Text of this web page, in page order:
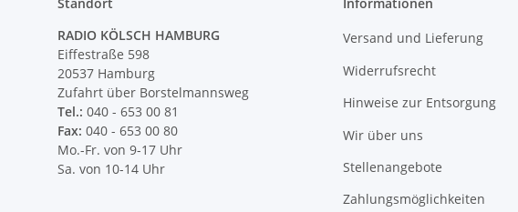
RADIO KÖLSCH HAMBURG
Eiffestraße 598
20537 Hamburg
Zufahrt über Borstelmannsweg
Tel.: 040 - 653 00 81
Fax: 040 - 653 00 80
Mo.-Fr. von 9-17 Uhr
Sa. von 10-14 Uhr
Versand und Lieferung
Widerrufsrecht
Hinweise zur Entsorgung
Wir über uns
Stellenangebote
Zahlungsmöglichkeiten